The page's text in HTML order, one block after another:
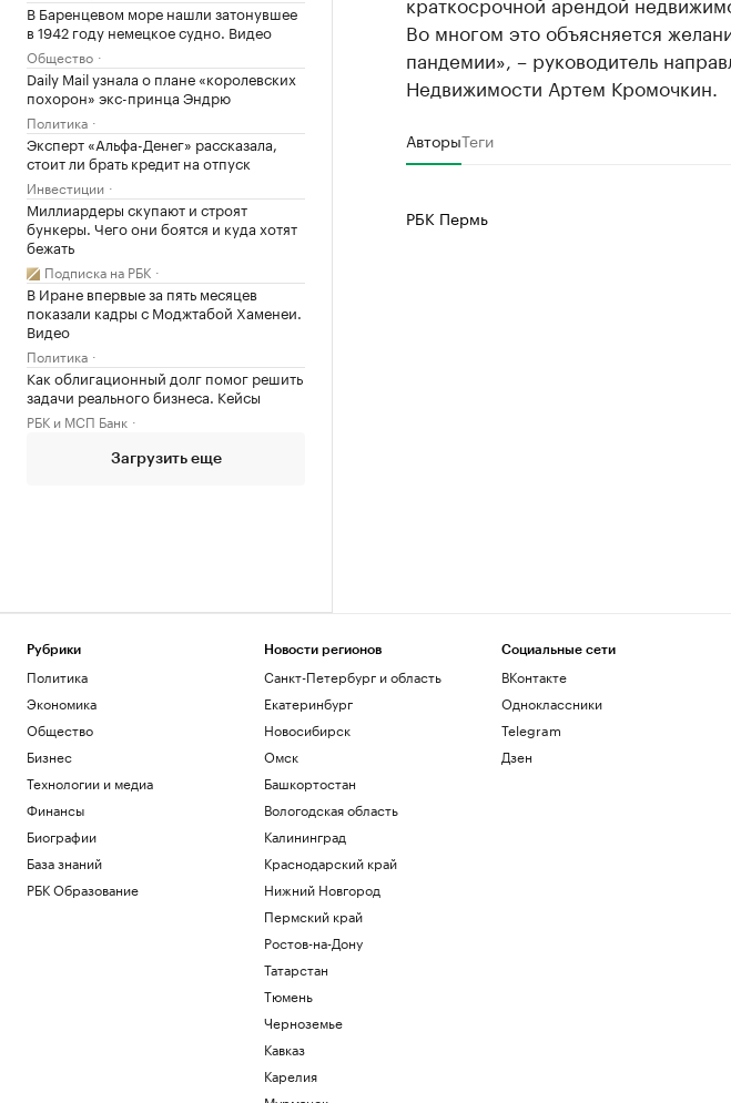
В Баренцевом море нашли затонувшее
в 1942 году немецкое судно. Видео
Общество
Daily Mail узнала о плане «королевских
похорон» экс-принца Эндрю
Политика
Эксперт «Альфа-Денег» рассказала,
стоит ли брать кредит на отпуск
Инвестиции
Миллиардеры скупают и строят
бункеры. Чего они боятся и куда хотят
бежать
Подписка на РБК
В Иране впервые за пять месяцев
показали кадры с Моджтабой Хаменеи.
Видео
Политика
Как облигационный долг помог решить
задачи реального бизнеса. Кейсы
РБК и МСП Банк
Загрузить еще
Во многом это объясняется
пандемии», – руководитель
Недвижимости Артем Кромочкин.
АвторыТеги
РБК Пермь
Рубрики
Политика
Экономика
Общество
Бизнес
Технологии и медиа
Финансы
Биографии
База знаний
РБК Образование
Новости регионов
Санкт-Петербург и область
Екатеринбург
Новосибирск
Омск
Башкортостан
Вологодская область
Калининград
Краснодарский край
Нижний Новгород
Пермский край
Ростов-на-Дону
Татарстан
Тюмень
Черноземье
Кавказ
Карелия
Социальные сети
ВКонтакте
Одноклассники
Telegram
Дзен